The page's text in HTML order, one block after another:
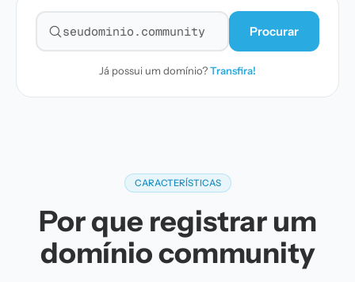
Pesquisar domínio
Procurar
Já possui um domínio?Transfira!
CARACTERÍSTICAS
Por que registrar um
domínio community